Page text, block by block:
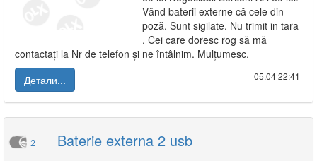
Vând baterii externe că cele din
poză. Sunt sigilate. Nu trimit in tara
. Cei care doresc rog să mă
contactați la Nr de telefon și ne întâlnim. Mulțumesc.
Детали...
05.04|22:41
2 Baterie externa 2 usb